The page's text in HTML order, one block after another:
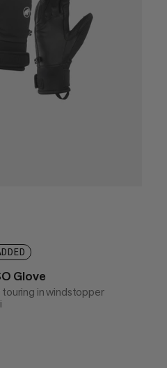
C'È DI NUOVO
Glove
touring in windstopper